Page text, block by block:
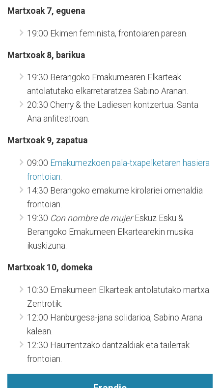
Martxoak 7, eguena
19:00 Ekimen feminista, frontoiaren parean.
Martxoak 8, barikua
19:30 Berangoko Emakumearen Elkarteak
antolatutako elkarretaratzea Sabino Aranan.
20:30 Cherry & the Ladiesen kontzertua. Santa
Ana anfiteatroan.
Martxoak 9, zapatua
09:00 Emakumezkoen pala-txapelketaren hasiera
frontoian
14:30 Berangoko emakume kirolariei omenaldia
frontoian.
19:30 Con nombre de mujerEskuz Esku &
Berangoko Emakumeen Elkartearekin musika
ikuskizuna.
Martxoak 10, domeka
10:30 Emakumeen Elkarteak antolatutako martxa.
Zentrotik.
12:00 Hanburgesa-jana solidarioa, Sabino Arana
kalean.
12:30 Haurrentzako dantzaldiak eta tailerrak
frontoian.